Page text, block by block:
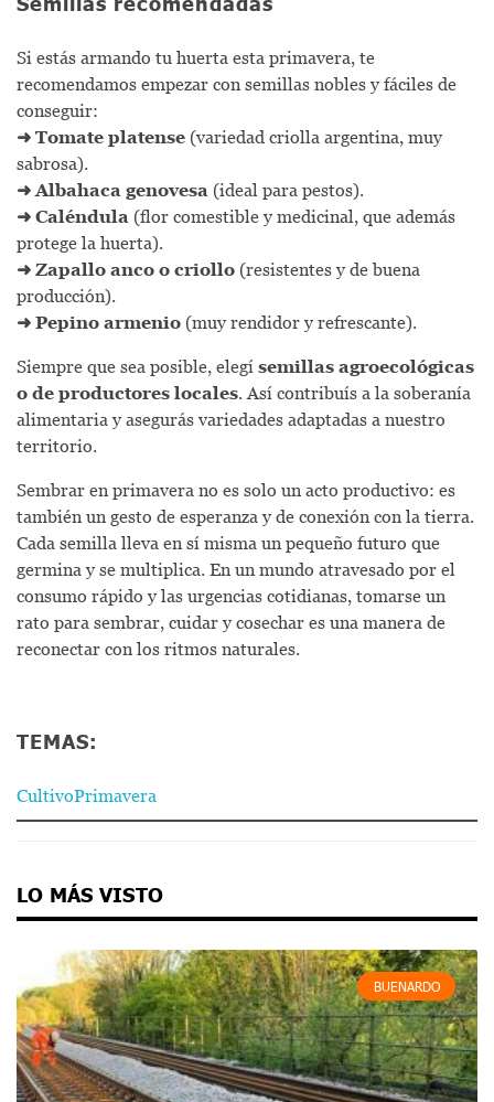
Si estás armando tu huerta esta primavera, te
recomendamos empezar con semillas nobles y fáciles de
conseguir:
➜ Tomate platense (variedad criolla argentina, muy
sabrosa).
➜ Albahaca genovesa (ideal para pestos).
➜ Caléndula (flor comestible y medicinal, que además
protege la huerta).
➜ Zapallo anco o criollo (resistentes y de buena
producción).
➜ Pepino armenio (muy rendidor y refrescante).
Siempre que sea posible, elegí semillas agroecológicas
o de productores locales. Así contribuís a la soberanía
alimentaria y asegurás variedades adaptadas a nuestro
territorio.
Sembrar en primavera no es solo un acto productivo: es
también un gesto de esperanza y de conexión con la tierra.
Cada semilla lleva en sí misma un pequeño futuro que
germina y se multiplica. En un mundo atravesado por el
consumo rápido y las urgencias cotidianas, tomarse un
rato para sembrar, cuidar y cosechar es una manera de
reconectar con los ritmos naturales.
TEMAS:
CultivoPrimavera
LO MÁS VISTO
BUENARDO